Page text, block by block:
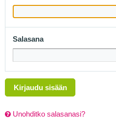
Salasana
Kirjaudu sisään
Unohditko salasanasi?